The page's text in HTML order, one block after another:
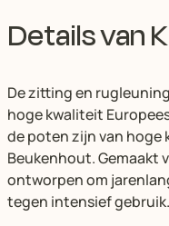
Details van
De zitting en
hoge kwaliteit
de poten zijn van hoge
Beukenhout. Gemaakt
ontworpen om
tegen intensief gebruik.